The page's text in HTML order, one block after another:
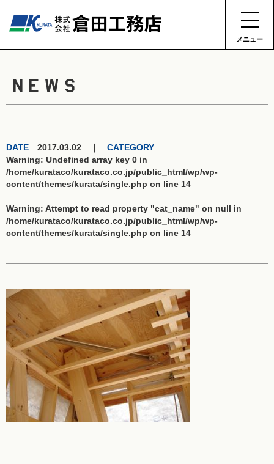
メニュー
NEWS
DATE 2017.03.02 ｜ CATEGORY
Warning: Undefined array key 0 in
/home/kurataco/kurataco.co.jp/public_html/wp/wp-
content/themes/kurata/single.php on line 14
Warning: Attempt to read property "cat_name" on null in
/home/kurataco/kurataco.co.jp/public_html/wp/wp-
content/themes/kurata/single.php on line 14